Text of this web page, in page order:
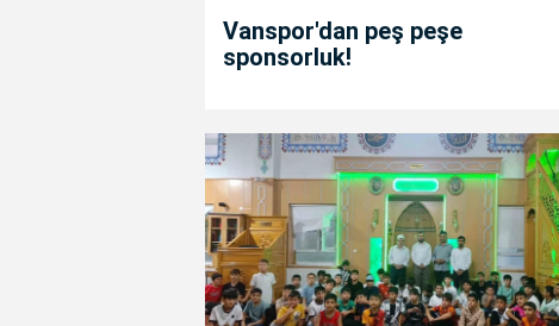
Vanspor'dan peş peşe
sponsorluk!